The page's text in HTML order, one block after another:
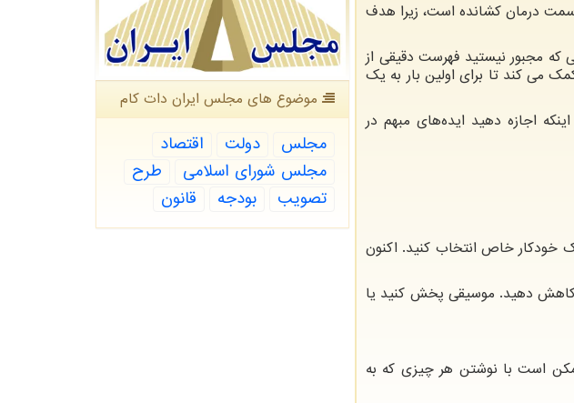
سمت درمان کشانده است، زیرا هدف
که مجبور نیستید فهرست دقیقی از
می کند تا برای اولین بار به یک
اجازه دهید ایده‌های مبهم در
خودکار خاص انتخاب کنید. اکنون
کاهش دهید. موسیقی پخش کنید یا
است با نوشتن هر چیزی که به
موضوع های مجلس ایران دات كام
مجلس دولت
اقتصاد
مجلس شورای اسلامی
طرح
تصویب
بودجه قانون